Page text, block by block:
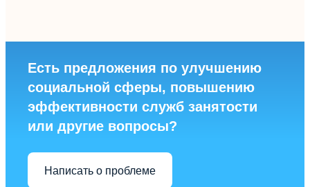
Есть предложения по улучшению
социальной сферы, повышению
эффективности служб занятости
или другие вопросы?
Написать о проблеме